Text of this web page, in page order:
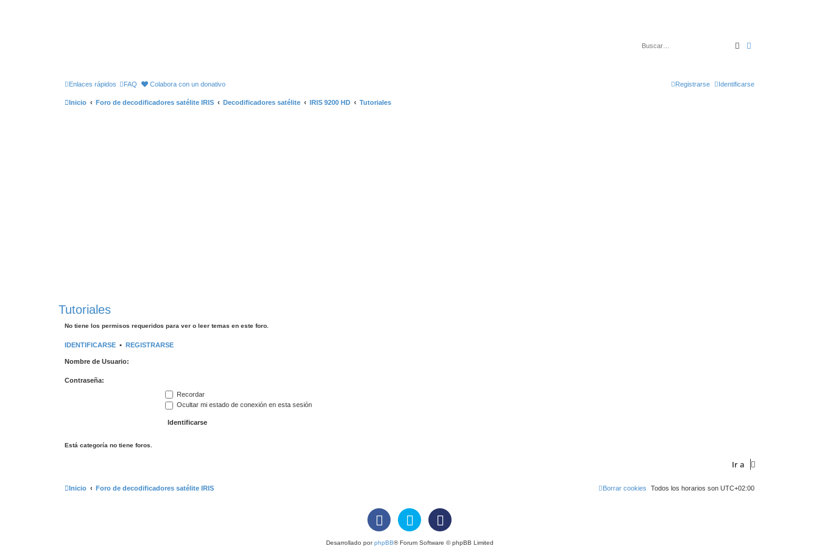
Buscar
Enlaces rápidos FAQ Colabora con un donativo Identificarse
Registrarse
Inicio Foro de decodificadores satélite IRIS Decodificadores satélite IRIS 9200 HD Tutoriales
Tutoriales
No tiene los permisos requeridos para ver o leer temas en este foro.
IDENTIFICARSE • REGISTRARSE
Nombre de Usuario:
Contraseña:
Recordar
Ocultar mi estado de conexión en esta sesión
Está categoría no tiene foros.
Ir a
Inicio Foro de decodificadores satélite IRIS Todos los horarios son UTC+02:00
Borrar cookies
Desarrollado porphpBB® Forum Software © phpBB Limited